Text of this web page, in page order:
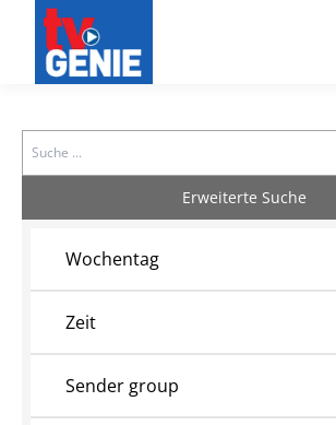
Search
Erweiterte Suche
Wochentag
Zeit
Sender group